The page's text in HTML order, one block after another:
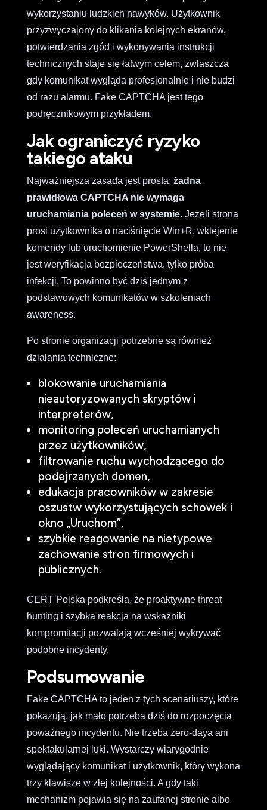
wykorzystaniu ludzkich nawyków. Użytkownik
przyzwyczajony do klikania kolejnych ekranów,
potwierdzania zgód i wykonywania instrukcji
technicznych staje się łatwym celem, zwłaszcza
gdy komunikat wygląda profesjonalnie i nie budzi
od razu alarmu. Fake CAPTCHA jest tego
podręcznikowym przykładem.
Jak ograniczyć ryzyko
takiego ataku
Najważniejsza zasada jest prosta: żadna
prawidłowa CAPTCHA nie wymaga
uruchamiania poleceń w systemie. Jeżeli strona
prosi użytkownika o naciśnięcie Win+R, wklejenie
komendy lub uruchomienie PowerShella, to nie
jest weryfikacja bezpieczeństwa, tylko próba
infekcji. To powinno być dziś jednym z
podstawowych komunikatów w szkoleniach
awareness.
Po stronie organizacji potrzebne są również
działania techniczne:
blokowanie uruchamiania
nieautoryzowanych skryptów i
interpreterów,
monitoring poleceń uruchamianych
przez użytkowników,
filtrowanie ruchu wychodzącego do
podejrzanych domen,
edukacja pracowników w zakresie
oszustw wykorzystujących schowek i
okno „Uruchom”,
szybkie reagowanie na nietypowe
zachowanie stron firmowych i
publicznych.
CERT Polska podkreśla, że proaktywne threat
hunting i szybka reakcja na wskaźniki
kompromitacji pozwalają wcześniej wykrywać
podobne incydenty.
Podsumowanie
Fake CAPTCHA to jeden z tych scenariuszy, które
pokazują, jak mało potrzeba dziś do rozpoczęcia
poważnego incydentu. Nie trzeba zero-daya ani
spektakularnej luki. Wystarczy wiarygodnie
wyglądający komunikat i użytkownik, który wykona
trzy klawisze w złej kolejności. A gdy taki
mechanizm pojawia się na zaufanej stronie albo